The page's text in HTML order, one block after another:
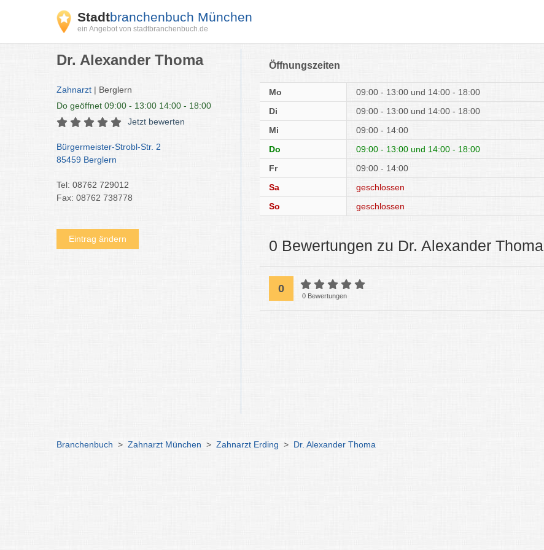
Stadtbranchenbuch München
ein Angebot von stadtbranchenbuch.de
Dr. Alexander Thoma
Zahnarzt | Berglern
Do geöffnet 09:00 - 13:00 14:00 - 18:00
Jetzt bewerten
Bürgermeister-Strobl-Str. 2
85459 Berglern
Tel: 08762 729012
Fax: 08762 738778
Eintrag ändern
Öffnungszeiten
Mo 09:00 - 13:00
14:00 - 18:00
Di
09:00 - 13:00
14:00 - 18:00
Mi
09:00 - 14:00
Do
09:00 - 13:00
14:00 - 18:00
Fr
09:00 - 14:00
Sa
geschlossen
So
geschlossen
0 Bewertungen zu Dr. Alexander Thoma
0
0 Bewertungen
Branchenbuch > Zahnarzt München > Zahnarzt Erding > Dr. Alexander Thoma